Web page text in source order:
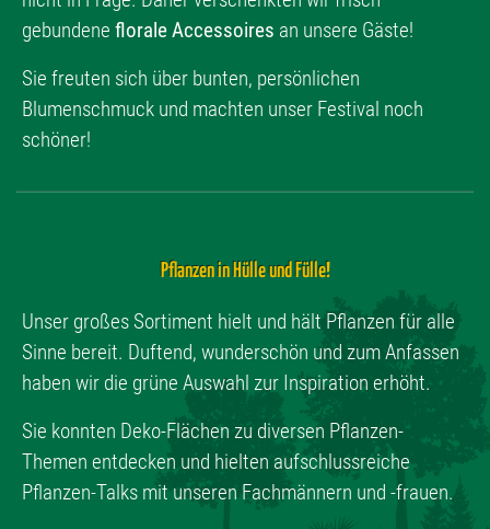
gebundene florale Accessoires an unsere Gäste!
Sie freuten sich über bunten, persönlichen
Blumenschmuck und machten unser Festival noch
schöner!
Pflanzen in Hülle und Fülle!
Unser großes Sortiment hielt und hält Pflanzen für alle
Sinne bereit. Duftend, wunderschön und zum Anfassen
haben wir die grüne Auswahl zur Inspiration erhöht.
Sie konnten Deko-Flächen zu diversen Pflanzen-
Themen entdecken und hielten aufschlussreiche
Pflanzen-Talks mit unseren Fachmännern und -frauen.